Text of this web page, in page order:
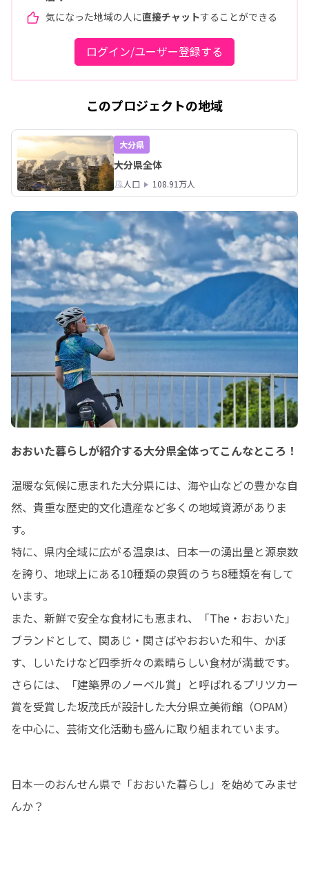
気になった地域の人に直接チャットすることができる
ログイン/ユーザー登録する
このプロジェクトの地域
大分県
大分県全体
人口 108.91万人
おおいた暮らしが紹介する大分県全体ってこんなところ！
温暖な気候に恵まれた大分県には、海や山などの豊かな自
然、貴重な歴史的文化遺産など多くの地域資源がありま
す。
特に、県内全域に広がる温泉は、日本一の湧出量と源泉数
を誇り、地球上にある10種類の泉質のうち8種類を有して
います。
また、新鮮で安全な食材にも恵まれ、「The・おおいた」
ブランドとして、関あじ・関さばやおおいた和牛、かぼ
す、しいたけなど四季折々の素晴らしい食材が満載です。
さらには、「建築界のノーベル賞」と呼ばれるプリツカー
賞を受賞した坂茂氏が設計した大分県立美術館（OPAM）
を中心に、芸術文化活動も盛んに取り組まれています。
日本一のおんせん県で「おおいた暮らし」を始めてみませ
んか？